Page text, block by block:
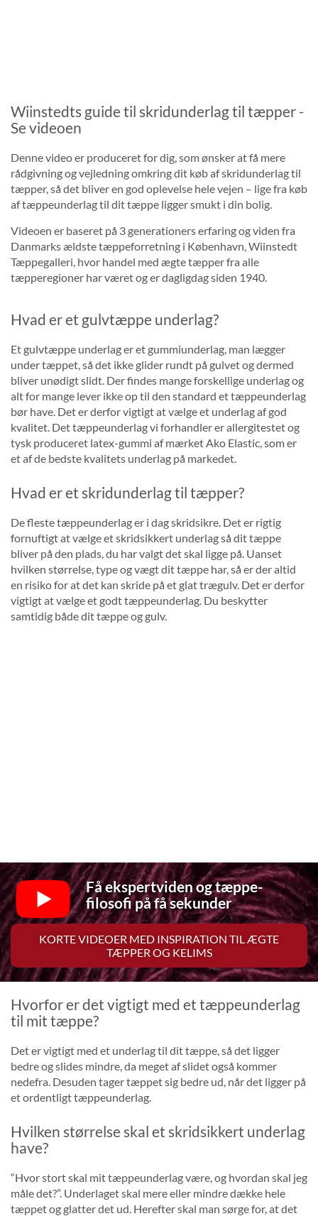
Wiinstedts guide til skridunderlag til tæpper -
Se videoen
Denne video er produceret for dig, som ønsker at få mere
rådgivning og vejledning omkring dit køb af skridunderlag til
tæpper, så det bliver en god oplevelse hele vejen – lige fra køb
af tæppeunderlag til dit tæppe ligger smukt i din bolig.
Videoen er baseret på 3 generationers erfaring og viden fra
Danmarks ældste tæppeforretning i København, Wiinstedt
Tæppegalleri, hvor handel med ægte tæpper fra alle
tæpperegioner har været og er dagligdag siden 1940.
Hvad er et gulvtæppe underlag?
Et gulvtæppe underlag er et gummiunderlag, man lægger
under tæppet, så det ikke glider rundt på gulvet og dermed
bliver unødigt slidt. Der findes mange forskellige underlag og
alt for mange lever ikke op til den standard et tæppeunderlag
bør have. Det er derfor vigtigt at vælge et underlag af god
kvalitet. Det tæppeunderlag vi forhandler er allergitestet og
tysk produceret latex-gummi af mærket Ako Elastic, som er
et af de bedste kvalitets underlag på markedet.
Hvad er et skridunderlag til tæpper?
De fleste tæppeunderlag er i dag skridsikre. Det er rigtig
fornuftigt at vælge et skridsikkert underlag så dit tæppe
bliver på den plads, du har valgt det skal ligge på. Uanset
hvilken størrelse, type og vægt dit tæppe har, så er der altid
en risiko for at det kan skride på et glat trægulv. Det er derfor
vigtigt at vælge et godt tæppeunderlag. Du beskytter
samtidig både dit tæppe og gulv.
Få ekspertviden og tæppe-
filosofi på få sekunder
KORTE VIDEOER MED INSPIRATION TIL ÆGTE
TÆPPER OG KELIMS
Hvorfor er det vigtigt med et tæppeunderlag
til mit tæppe?
Det er vigtigt med et underlag til dit tæppe, så det ligger
bedre og slides mindre, da meget af slidet også kommer
nedefra. Desuden tager tæppet sig bedre ud, når det ligger på
et ordentligt tæppeunderlag.
Hvilken størrelse skal et skridsikkert underlag
have?
“Hvor stort skal mit tæppeunderlag være, og hvordan skal jeg
måle det?”. Underlaget skal mere eller mindre dække hele
tæppet og glatter det ud. Herefter skal man sørge for, at det